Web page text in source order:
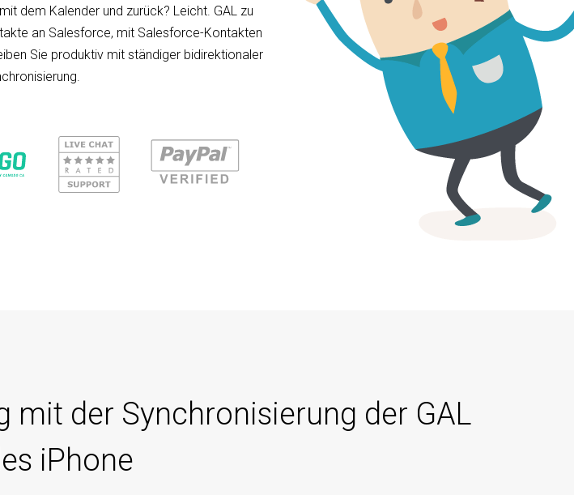
dem Kalender und zurück? Leicht. GAL zu
an Salesforce, mit Salesforce-Kontakten
Sie produktiv mit ständiger bidirektionaler
der Synchronisierung der GAL
iPhone